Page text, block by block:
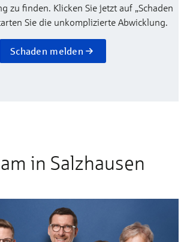
zu finden. Klicken Sie jetzt auf „Schaden
Sie die unkomplizierte Abwicklung.
Schaden melden
in Salzhausen